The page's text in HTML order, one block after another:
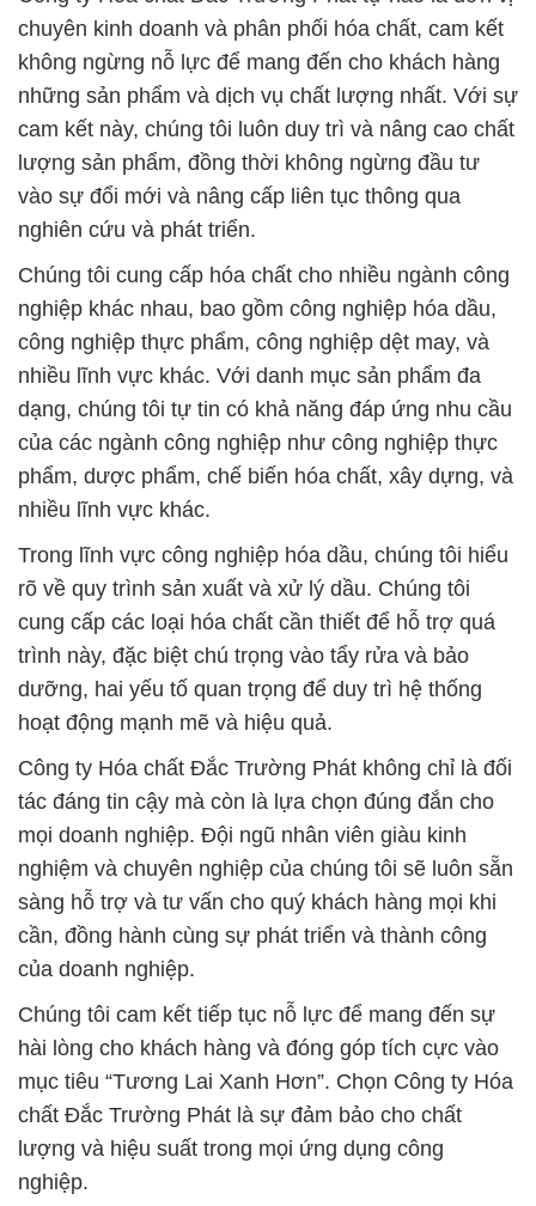
chuyên kinh doanh và phân phối hóa chất, cam kết
không ngừng nỗ lực để mang đến cho khách hàng
những sản phẩm và dịch vụ chất lượng nhất. Với sự
cam kết này, chúng tôi luôn duy trì và nâng cao chất
lượng sản phẩm, đồng thời không ngừng đầu tư
vào sự đổi mới và nâng cấp liên tục thông qua
nghiên cứu và phát triển.
Chúng tôi cung cấp hóa chất cho nhiều ngành công
nghiệp khác nhau, bao gồm công nghiệp hóa dầu,
công nghiệp thực phẩm, công nghiệp dệt may, và
nhiều lĩnh vực khác. Với danh mục sản phẩm đa
dạng, chúng tôi tự tin có khả năng đáp ứng nhu cầu
của các ngành công nghiệp như công nghiệp thực
phẩm, dược phẩm, chế biến hóa chất, xây dựng, và
nhiều lĩnh vực khác.
Trong lĩnh vực công nghiệp hóa dầu, chúng tôi hiểu
rõ về quy trình sản xuất và xử lý dầu. Chúng tôi
cung cấp các loại hóa chất cần thiết để hỗ trợ quá
trình này, đặc biệt chú trọng vào tẩy rửa và bảo
dưỡng, hai yếu tố quan trọng để duy trì hệ thống
hoạt động mạnh mẽ và hiệu quả.
Công ty Hóa chất Đắc Trường Phát không chỉ là đối
tác đáng tin cậy mà còn là lựa chọn đúng đắn cho
mọi doanh nghiệp. Đội ngũ nhân viên giàu kinh
nghiệm và chuyên nghiệp của chúng tôi sẽ luôn sẵn
sàng hỗ trợ và tư vấn cho quý khách hàng mọi khi
cần, đồng hành cùng sự phát triển và thành công
của doanh nghiệp.
Chúng tôi cam kết tiếp tục nỗ lực để mang đến sự
hài lòng cho khách hàng và đóng góp tích cực vào
mục tiêu “Tương Lai Xanh Hơn”. Chọn Công ty Hóa
chất Đắc Trường Phát là sự đảm bảo cho chất
lượng và hiệu suất trong mọi ứng dụng công
nghiệp.